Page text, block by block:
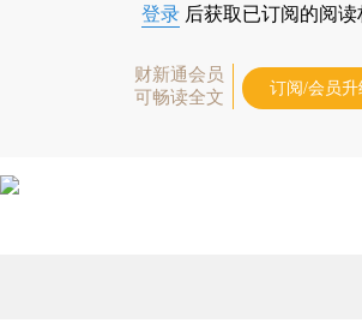
登录 后获取已订阅的阅读
财新通会员
可畅读全文
订阅/会员升